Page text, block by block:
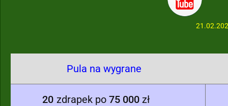
Pula na wygrane
20 zdrapek po 75 000 zł